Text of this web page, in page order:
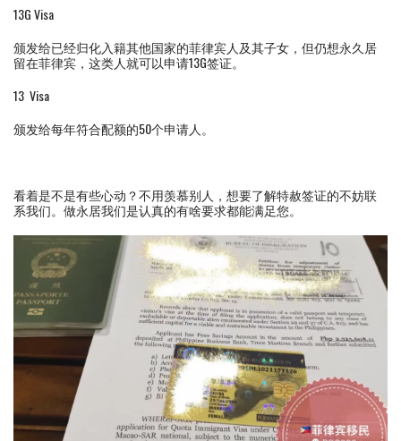
13G Visa
颁发给已经归化入籍其他国家的菲律宾人及其子女，但仍想永久居
留在菲律宾，这类人就可以申请13G签证。
13 Visa
颁发给每年符合配额的50个申请人。
看着是不是有些心动？不用羡慕别人，想要了解特赦签证的不妨联
系我们。做永居我们是认真的有啥要求都能满足您。